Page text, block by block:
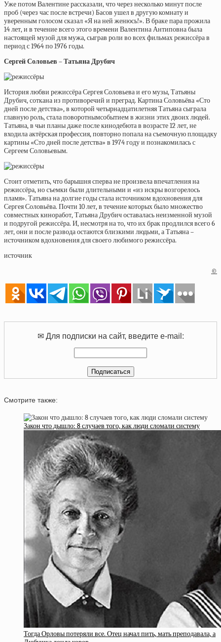
Уже потом Валентине рассказали, что через несколько минут после
проб (через час после встречи) Басов ушел в другую комнату и
уверенным голосом сказал «Я на ней женюсь!». В браке пара прожила
14 лет, и в течение всего этого времени Валентина Антиповна была
настоящей музой для мужа, сыграв роли во всех фильмах режиссёра в
период с 1964 по 1976 годы.
Сергей Соловьев – Татьяна Друбич
История любви режиссёра Сергея Соловьева и его музы, Татьяны
Друбич, соткана из противоречий и преград. Картина Соловьёва «Сто
дней после детства», в которой четырнадцатилетняя Татьяна сыграла
главную роль, стала поворотнымсобытием в жизни этих двоих людей.
Татьяна, в чьи планы даже после кинодебюта в возрасте 12 лет, не
входила актёрская профессия, повторно попала на съемочную площадку
картины «Сто дней после детства» в 1974 году и познакомилась с
Сергеем Соловьевым.
Стоит отметить, что барышня сперва не произвела впечатления на
режиссёра, но съемки были длительными и «из искры возгорелось
пламя». Татьяна на долгие годы стала источником вдохновения для
Сергея Соловьёва. Почти 10 лет, в течение которых было множество
совместных киноработ, Татьяна Друбич оставалась неизменной музой
и подругой режиссёра. И, несмотря на то, что их брак продлился всего 6
лет, они и после развода остаются близкими людьми, а Татьяна –
источником вдохновения для своего любимого режиссёра.
источник
©
✉ Для подписки на сайт, введите e-mail:
Смотрите также:
Закон что дышло: 8 случаев того, как люди сломали систему
Тогда Орловы потеряли все. Отец начал пить, мать преподавала, а